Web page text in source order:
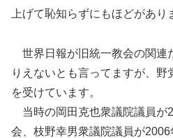
上げて恥知らずにもほどがあり
世界日報が旧統一教会の関連
りえないとも言ってますが、野
を受けています。
当時の岡田克也衆議院議員が
会、枝野幸男衆議院議員が2006